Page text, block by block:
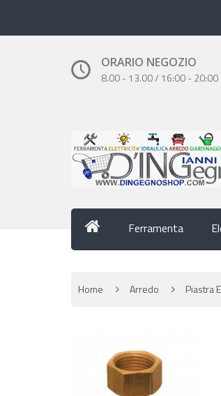
ORARIO NEGOZIO
8.00 - 13.00 / 16:00 - 20:00
Ferramenta
Home Arredo Piastra